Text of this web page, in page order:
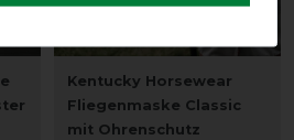
Kentucky Horsewear
Fliegenmaske Classic
mit Ohrenschutz